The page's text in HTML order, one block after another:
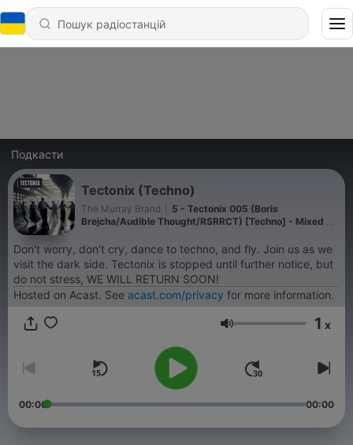
Подкасти
Tectonix (Techno)
The Murray Brand
5 - Tectonix 005 (Boris
Brejcha/Audible Thought/RSRRCT) [Techno] - Mixed by
Don't worry, don't cry, dance to techno, and fly. Join us as we
visit the dark side. Tectonix is stopped until further notice, but
do not stress, WE WILL RETURN SOON!
Hosted on Acast. See acast.com/privacy for more information.
Гучність 1 x
00:00 00:00